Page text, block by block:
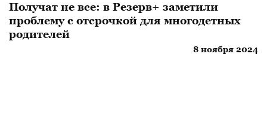
Получат не все: в Резерв+ заметили
проблему с отсрочкой для многодетных
родителей
8 ноября 2024